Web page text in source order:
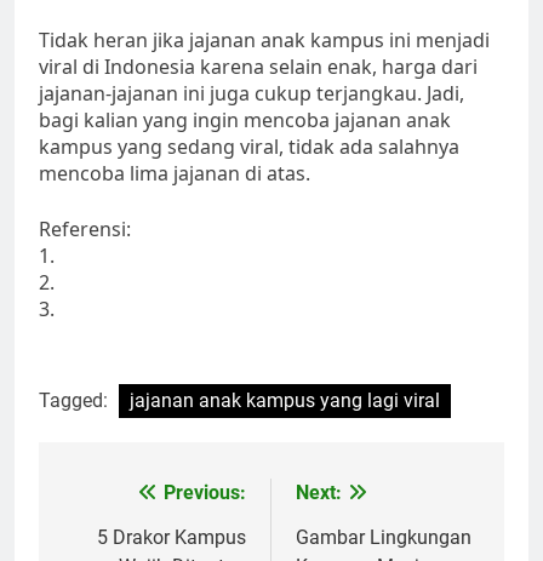
Tidak heran jika jajanan anak kampus ini menjadi
viral di Indonesia karena selain enak, harga dari
jajanan-jajanan ini juga cukup terjangkau. Jadi,
bagi kalian yang ingin mencoba jajanan anak
kampus yang sedang viral, tidak ada salahnya
mencoba lima jajanan di atas.
Referensi:
1.
2.
3.
Tagged: jajanan anak kampus yang lagi viral
navigation
Previous:
5 Drakor Kampus
Next:
Gambar Lingkungan